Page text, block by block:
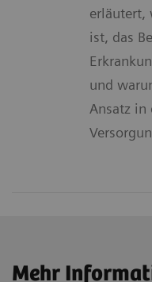
erläutert,
ist, das
und
Ansatz in
Mehr